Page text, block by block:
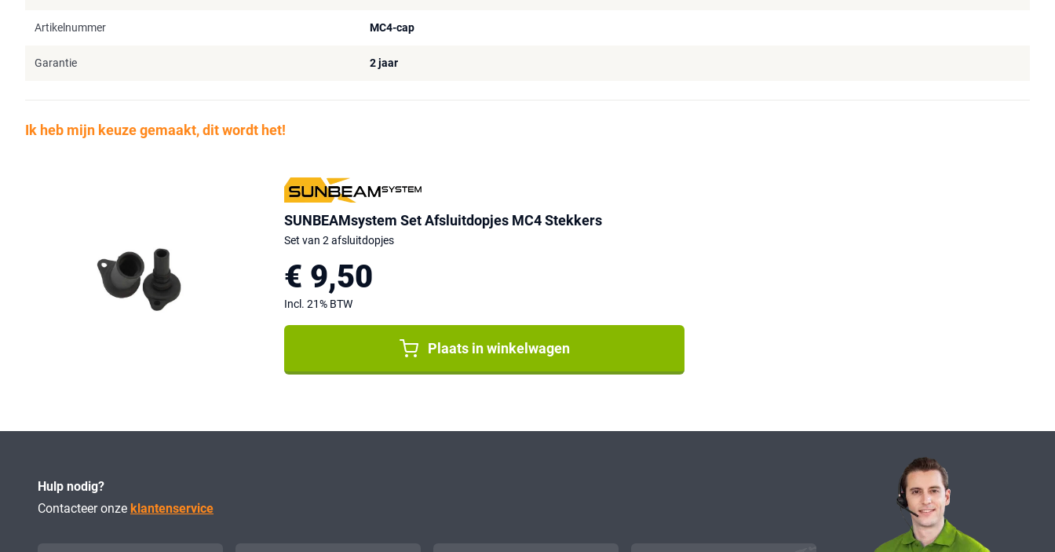
Artikelnummer MC4-cap
Garantie 2 jaar
Ik heb mijn keuze gemaakt, dit wordt het!
SUNBEAMsystem Set Afsluitdopjes MC4 Stekkers
Set van 2 afsluitdopjes
€ 9,50
Incl. 21% BTW
Plaats in winkelwagen
Hulp nodig?
Contacteer onze klantenservice